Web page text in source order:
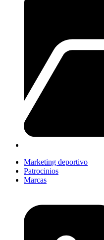
Marketing deportivo
Patrocinios
Marcas